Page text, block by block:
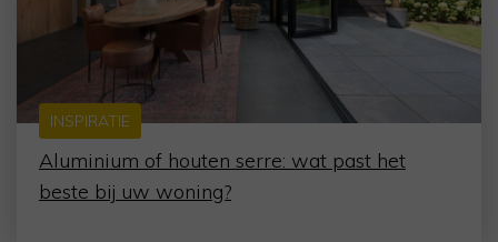
INSPIRATIE
Aluminium of houten serre: wat past het
beste bij uw woning?